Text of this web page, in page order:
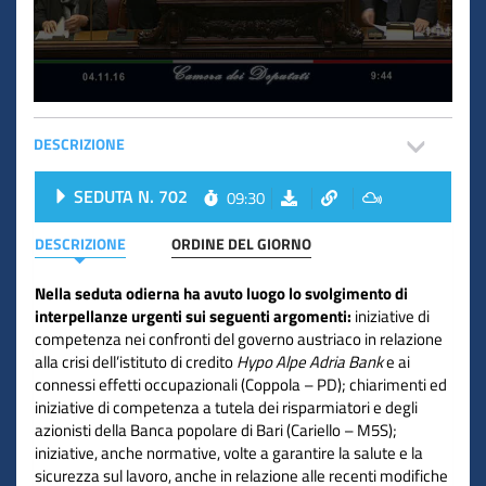
DESCRIZIONE
SEDUTA N. 702 09:30
DESCRIZIONE ORDINE DEL GIORNO
Nella seduta odierna ha avuto luogo lo svolgimento di
interpellanze urgenti sui seguenti argomenti: iniziative di
competenza nei confronti del governo austriaco in relazione
alla crisi dell’istituto di creditoHypo Alpe Adria Banke ai
connessi effetti occupazionali (Coppola – PD); chiarimenti ed
iniziative di competenza a tutela dei risparmiatori e degli
azionisti della Banca popolare di Bari (Cariello – M5S);
iniziative, anche normative, volte a garantire la salute e la
sicurezza sul lavoro, anche in relazione alle recenti modifiche